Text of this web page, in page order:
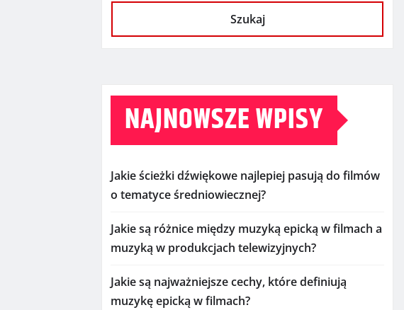
Szukaj
NAJNOWSZE WPISY
Jakie ścieżki dźwiękowe najlepiej pasują do filmów
o tematyce średniowiecznej?
Jakie są różnice między muzyką epicką w filmach a
muzyką w produkcjach telewizyjnych?
Jakie są najważniejsze cechy, które definiują
muzykę epicką w filmach?